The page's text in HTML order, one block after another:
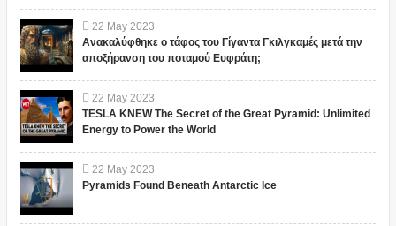
22 May 2023
Ανακαλύφθηκε ο τάφος του Γίγαντα Γκιλγκαμές μετά την
αποξήρανση του ποταμού Ευφράτη;
22 May 2023
TESLA KNEW The Secret of the Great Pyramid: Unlimited
Energy to Power the World
22 May 2023
Pyramids Found Beneath Antarctic Ice